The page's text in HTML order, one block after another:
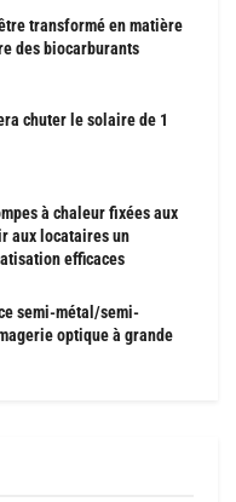
transformé en matière
des biocarburants
chuter le solaire de 1
à chaleur fixées aux
aux locataires un
efficaces
semi-métal/semi-
optique à grande